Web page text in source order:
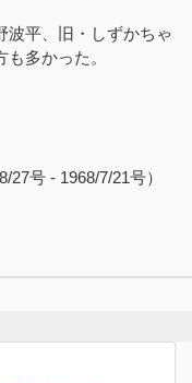
波平、旧・しずかちゃ
多かった。
号 - 1968/7/21号）